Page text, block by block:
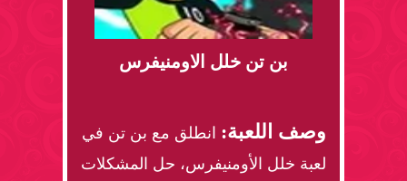
بن تن خلل الاومنيفرس
وصف اللعبة: انطلق مع بن تن في
لعبة خلل الأومنيفرس، حل المشكلات